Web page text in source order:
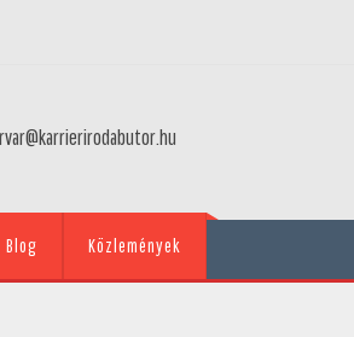
Blog Közlemények